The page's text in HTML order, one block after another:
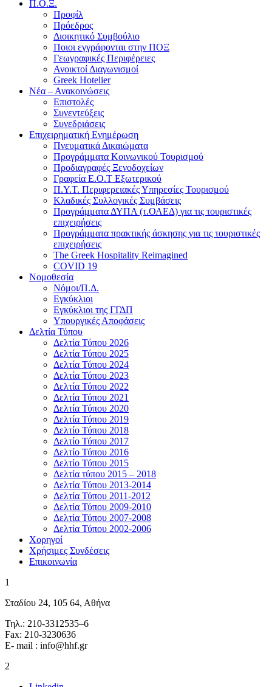
Π.Ο.Ξ.
Προφίλ
Πρόεδρος
Διοικητικό Συμβούλιο
Ποιοι εγγράφονται στην ΠΟΞ
Γεωγραφικές Περιφέρειες
Ανοικτοί Διαγωνισμoί
Greek Hotelier
Νέα – Ανακοινώσεις
Επιστολές
Συνεντεύξεις
Συνεδριάσεις
Επιχειρηματική Ενημέρωση
Πνευματικά Δικαιώματα
Προγράμματα Κοινωνικού Τουρισμού
Προδιαγραφές Ξενοδοχείων
Γραφεία Ε.Ο.Τ Εξωτερικού
Π.Υ.Τ. Περιφερειακές Υπηρεσίες Τουρισμού
Κλαδικές Συλλογικές Συμβάσεις
Προγράμματα ΔΥΠΑ (τ.ΟΑΕΔ) για τις τουριστικές
επιχειρήσεις
Προγράμματα πρακτικής άσκησης για τις τουριστικές
επιχειρήσεις
The Greek Hospitality Reimagined
COVID 19
Νομοθεσία
Νόμοι/Π.Δ.
Εγκύκλιοι
Εγκύκλιοι της ΓΓΔΠ
Υπουργικές Αποφάσεις
Δελτία Τύπου
Δελτία Τύπου 2026
Δελτία Τύπου 2025
Δελτία Τύπου 2024
Δελτία Τύπου 2023
Δελτία Τύπου 2022
Δελτία Τύπου 2021
Δελτία Τύπου 2020
Δελτία Τύπου 2019
Δελτίο Τύπου 2018
Δελτίο Τύπου 2017
Δελτίο Τύπου 2016
Δελτίο Τύπου 2015
Δελτία τύπου 2015 – 2018
Δελτία Τύπου 2013-2014
Δελτία Τύπου 2011-2012
Δελτία Τύπου 2009-2010
Δελτία Τύπου 2007-2008
Δελτία Τύπου 2002-2006
Χορηγοί
Χρήσιμες Συνδέσεις
Επικοινωνία
1
Σταδίου 24, 105 64, Αθήνα
Τηλ.: 210-3312535–6
Fax: 210-3230636
E- mail : info@hhf.gr
2